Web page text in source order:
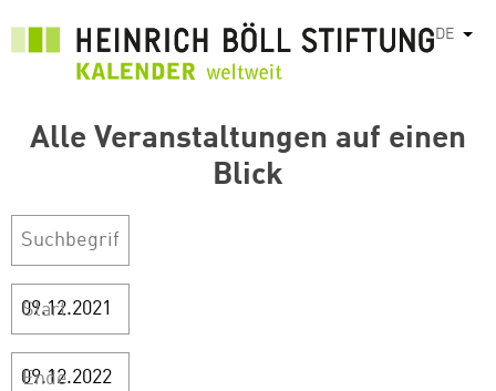
DE
Alle Veranstaltungen auf einen
Blick
Start
Ende